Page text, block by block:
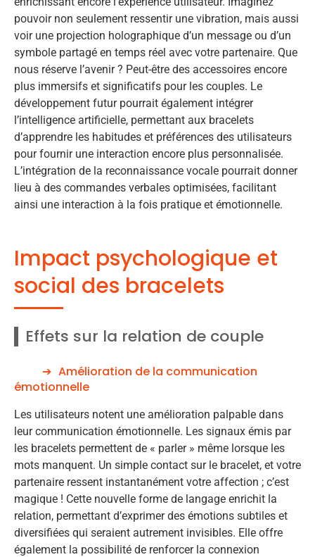
pouvoir non seulement ressentir une vibration, mais aussi
voir une projection holographique d’un message ou d’un
symbole partagé en temps réel avec votre partenaire. Que
nous réserve l’avenir ? Peut-être des accessoires encore
plus immersifs et significatifs pour les couples. Le
développement futur pourrait également intégrer
l’intelligence artificielle, permettant aux bracelets
d’apprendre les habitudes et préférences des utilisateurs
pour fournir une interaction encore plus personnalisée.
L’intégration de la reconnaissance vocale pourrait donner
lieu à des commandes verbales optimisées, facilitant
ainsi une interaction à la fois pratique et émotionnelle.
Impact psychologique et
social des bracelets
Effets sur la relation de couple
Amélioration de la communication
émotionnelle
Les utilisateurs notent une amélioration palpable dans
leur communication émotionnelle. Les signaux émis par
les bracelets permettent de « parler » même lorsque les
mots manquent. Un simple contact sur le bracelet, et votre
partenaire ressent instantanément votre affection ; c’est
magique ! Cette nouvelle forme de langage enrichit la
relation, permettant d’exprimer des émotions subtiles et
diversifiées qui seraient autrement invisibles. Elle offre
également la possibilité de renforcer la connexion